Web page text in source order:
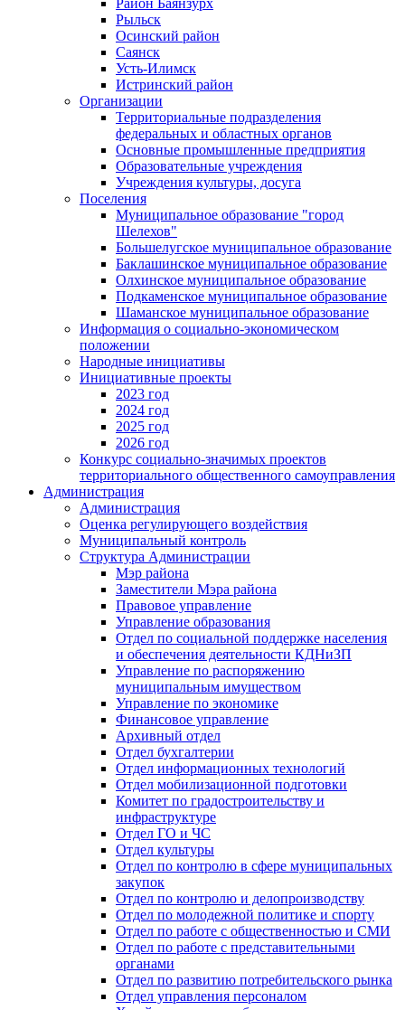
Рыльск
Осинский район
Саянск
Усть-Илимск
Истринский район
Организации
Территориальные подразделения
федеральных и областных органов
Основные промышленные предприятия
Образовательные учреждения
Учреждения культуры, досуга
Поселения
Муниципальное образование "город
Шелехов"
Большелугское муниципальное образование
Баклашинское муниципальное образование
Олхинское муниципальное образование
Подкаменское муниципальное образование
Шаманское муниципальное образование
Информация о социально-экономическом
положении
Народные инициативы
Инициативные проекты
2023 год
2024 год
2025 год
2026 год
Конкурс социально-значимых проектов
территориального общественного самоуправления
Администрация
Администрация
Оценка регулирующего воздействия
Муниципальный контроль
Структура Администрации
Мэр района
Заместители Мэра района
Правовое управление
Управление образования
Отдел по социальной поддержке населения
и обеспечения деятельности КДНиЗП
Управление по распоряжению
муниципальным имуществом
Управление по экономике
Финансовое управление
Архивный отдел
Отдел бухгалтерии
Отдел информационных технологий
Отдел мобилизационной подготовки
Комитет по градостроительству и
инфраструктуре
Отдел ГО и ЧС
Отдел культуры
Отдел по контролю в сфере муниципальных
закупок
Отдел по контролю и делопроизводству
Отдел по молодежной политике и спорту
Отдел по работе с общественностью и СМИ
Отдел по работе с представительными
органами
Отдел по развитию потребительского рынка
Отдел управления персоналом